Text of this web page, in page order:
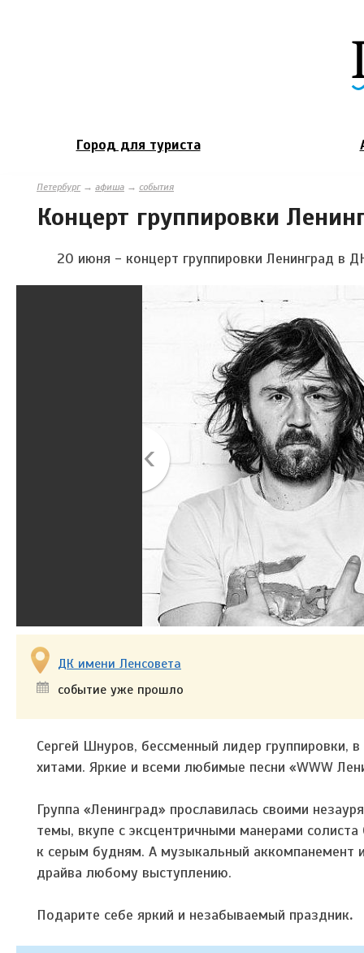
Город для туриста
Петербург→ афиша → события
Концерт группировки
20 июня - концерт группировки Ленинград в
ДК имени Ленсовета
событие уже прошло
Сергей Шнуров, бессменный лидер группировки,
хитами. Яркие и всеми любимые песни «WWW
Группа «Ленинград» прославилась своими
темы, вкупе с эксцентричными манерами
к серым будням. А музыкальный аккомпанемент
драйва любому выступлению.
Подарите себе яркий и незабываемый праздник.